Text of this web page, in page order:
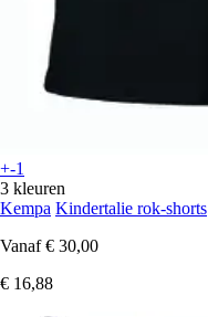
+-1
3 kleuren
Kempa Kindertalie rok-shorts
Vanaf € 30,00
€ 16,88